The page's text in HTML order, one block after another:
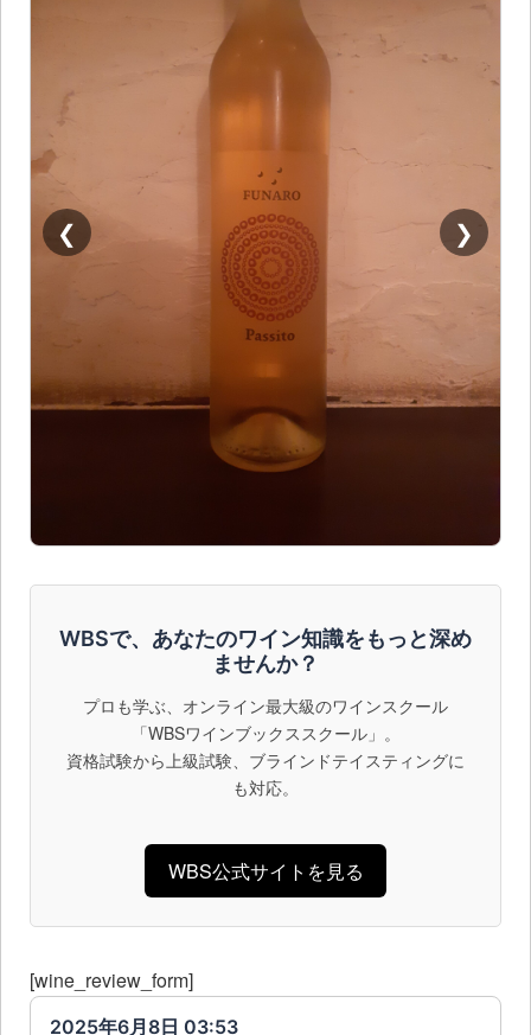
❮ ❯
WBSで、あなたのワイン知識をもっと深め
ませんか？
プロも学ぶ、オンライン最大級のワインスクール
「WBSワインブックススクール」。
資格試験から上級試験、ブラインドテイスティングに
も対応。
WBS公式サイトを見る
[wine_review_form]
2025年6月8日 03:53